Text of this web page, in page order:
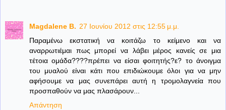
Magdalene B. 27 Ιουνίου 2012 στις 12:55 μ.μ.
Παραμένω εκστατική να κοιτάζω το κείμενο και να
αναρρωτιέμαι πως μπορεί να λάβει μέρος κανείς σε μια
τέτοια ομάδα????πρέπει να είσαι φοιτητής?ε? το άνοιγμα
του μυαλού είναι κάτι που επιδιώκουμε όλοι για να μην
αφήσουμε να μας συνεπάρει αυτή η τρομολαγνεία που
προσπαθούν να μας πλασάρουν...
Απάντηση